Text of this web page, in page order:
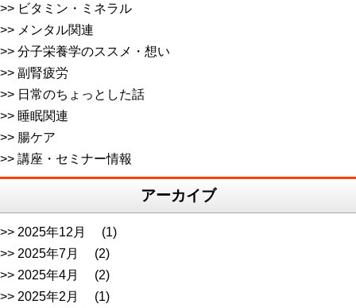
ビタミン・ミネラル
メンタル関連
分子栄養学のススメ・想い
副腎疲労
日常のちょっとした話
睡眠関連
腸ケア
講座・セミナー情報
アーカイブ
2025年12月
(1)
2025年7月
(2)
2025年4月
(2)
2025年2月
(1)